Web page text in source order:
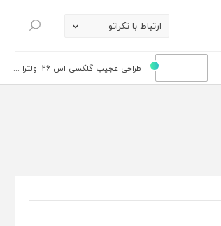
ارتباط با تکراتو
جستجو
طراحی عجیب گلکسی اس 26 اولترا ...